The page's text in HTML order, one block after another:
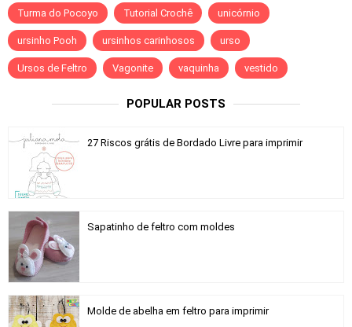
Turma do Pocoyo Tutorial Crochê unicórnio
ursinho Pooh ursinhos carinhosos urso
Ursos de Feltro Vagonite vaquinha vestido
POPULAR POSTS
27 Riscos grátis de Bordado Livre para imprimir
Sapatinho de feltro com moldes
Molde de abelha em feltro para imprimir